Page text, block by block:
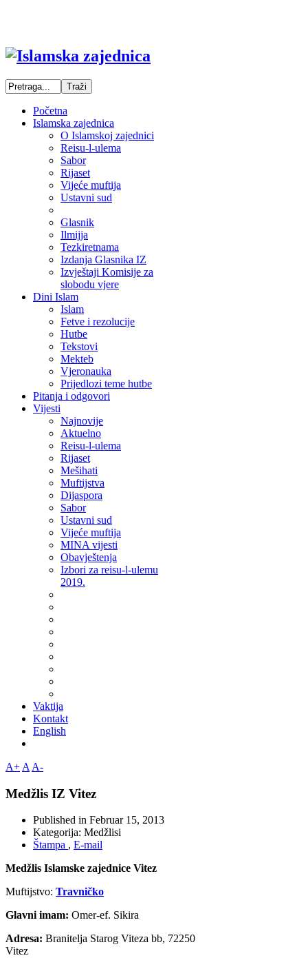
Početna
Islamska zajednica
O Islamskoj zajednici
Reisu-l-ulema
Sabor
Rijaset
Vijeće muftija
Ustavni sud
Glasnik
Ilmijja
Tezkiretnama
Izdanja Glasnika IZ
Izvještaji Komisije za
slobodu vjere
Dini Islam
Islam
Fetve i rezolucije
Hutbe
Tekstovi
Mekteb
Vjeronauka
Prijedlozi teme hutbe
Pitanja i odgovori
Vijesti
Najnovije
Aktuelno
Reisu-l-ulema
Rijaset
Mešihati
Muftijstva
Dijaspora
Sabor
Ustavni sud
Vijeće muftija
MINA vijesti
Obavještenja
Izbori za reisu-l-ulemu
2019.
Vaktija
Kontakt
English
A+ A A-
Medžlis IZ Vitez
Published in Februar 15, 2013
Kategorija: Medžlisi
Štampa , E-mail
Medžlis Islamske zajednice Vitez
Muftijstvo: Travničko
Glavni imam: Omer-ef. Sikira
Adresa: Branitelja Starog Viteza bb, 72250
Vitez